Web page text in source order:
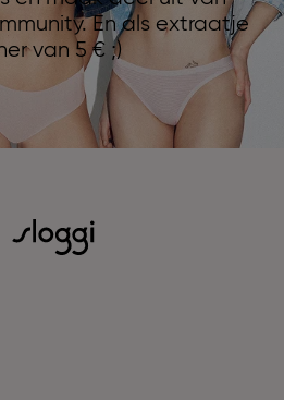
En als extraatje
van 5 € ;)